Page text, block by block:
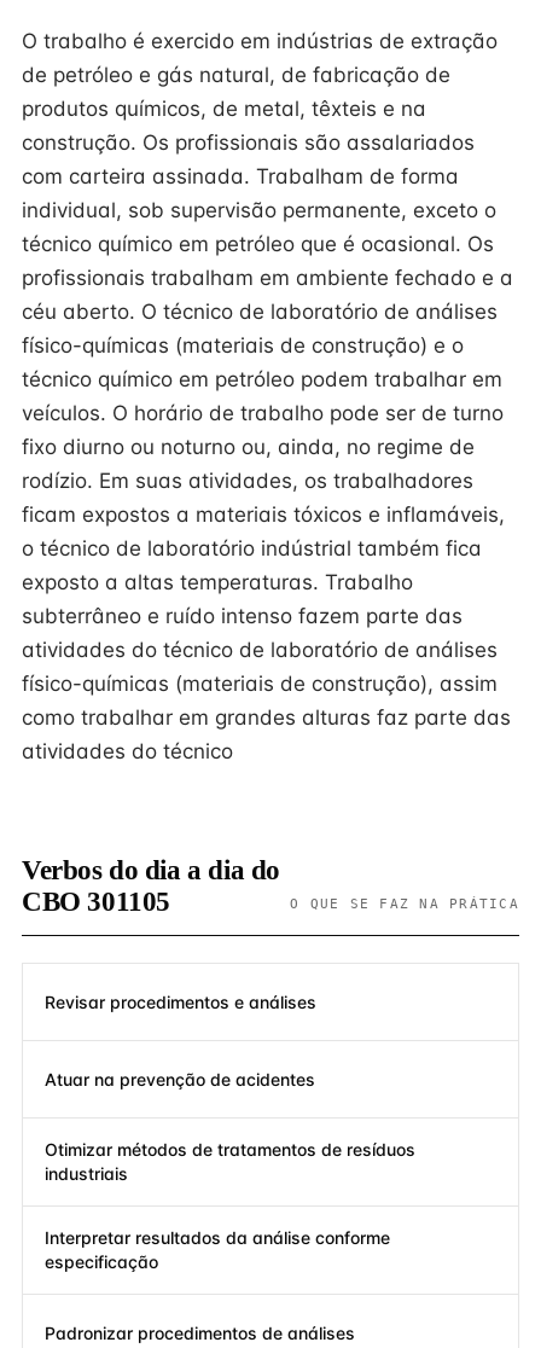
O trabalho é exercido em indústrias de extração
de petróleo e gás natural, de fabricação de
produtos químicos, de metal, têxteis e na
construção. Os profissionais são assalariados
com carteira assinada. Trabalham de forma
individual, sob supervisão permanente, exceto o
técnico químico em petróleo que é ocasional. Os
profissionais trabalham em ambiente fechado e a
céu aberto. O técnico de laboratório de análises
físico-químicas (materiais de construção) e o
técnico químico em petróleo podem trabalhar em
veículos. O horário de trabalho pode ser de turno
fixo diurno ou noturno ou, ainda, no regime de
rodízio. Em suas atividades, os trabalhadores
ficam expostos a materiais tóxicos e inflamáveis,
o técnico de laboratório indústrial também fica
exposto a altas temperaturas. Trabalho
subterrâneo e ruído intenso fazem parte das
atividades do técnico de laboratório de análises
físico-químicas (materiais de construção), assim
como trabalhar em grandes alturas faz parte das
atividades do técnico
Verbos do dia a dia do
CBO 301105
O QUE SE FAZ NA PRÁTICA
Revisar procedimentos e análises
Atuar na prevenção de acidentes
Otimizar métodos de tratamentos de resíduos
industriais
Interpretar resultados da análise conforme
especificação
Padronizar procedimentos de análises